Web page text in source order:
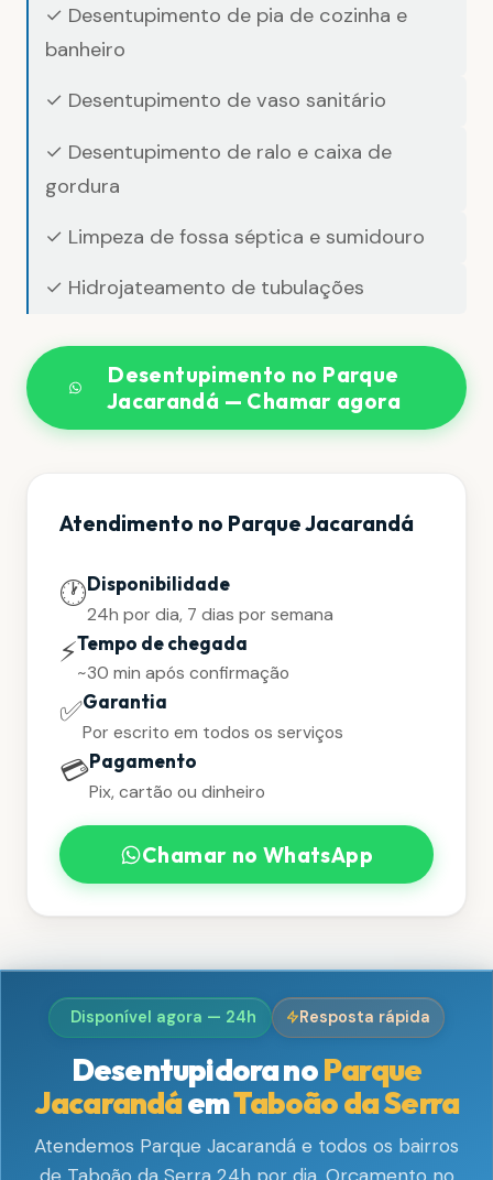
✓ Desentupimento de pia de cozinha e
banheiro
✓ Desentupimento de vaso sanitário
✓ Desentupimento de ralo e caixa de
gordura
✓ Limpeza de fossa séptica e sumidouro
✓ Hidrojateamento de tubulações
Desentupimento no Parque
Jacarandá — Chamar agora
Atendimento no Parque Jacarandá
🕐Disponibilidade
24h por dia, 7 dias por semana
⚡Tempo de chegada
~30 min após confirmação
✅Garantia
Por escrito em todos os serviços
💳Pagamento
Pix, cartão ou dinheiro
Chamar no WhatsApp
Disponível agora — 24h Resposta rápida
Desentupidora noParque
JacarandáemTaboão da Serra
Atendemos Parque Jacarandá e todos os bairros